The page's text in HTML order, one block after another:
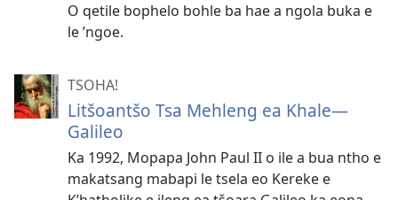
O qetile bophelo bohle ba hae a ngola buka e
le ’ngoe.
TSOHA!
Litšoantšo Tsa Mehleng ea Khale—
Galileo
Ka 1992, Mopapa John Paul II o ile a bua ntho e
makatsang mabapi le tsela eo Kereke e